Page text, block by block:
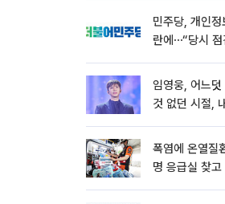
민주당, 개인
란에⋯“당시 점
임영웅, 어느
것 없던 시절,
폭염에 온열
명 응급실 찾